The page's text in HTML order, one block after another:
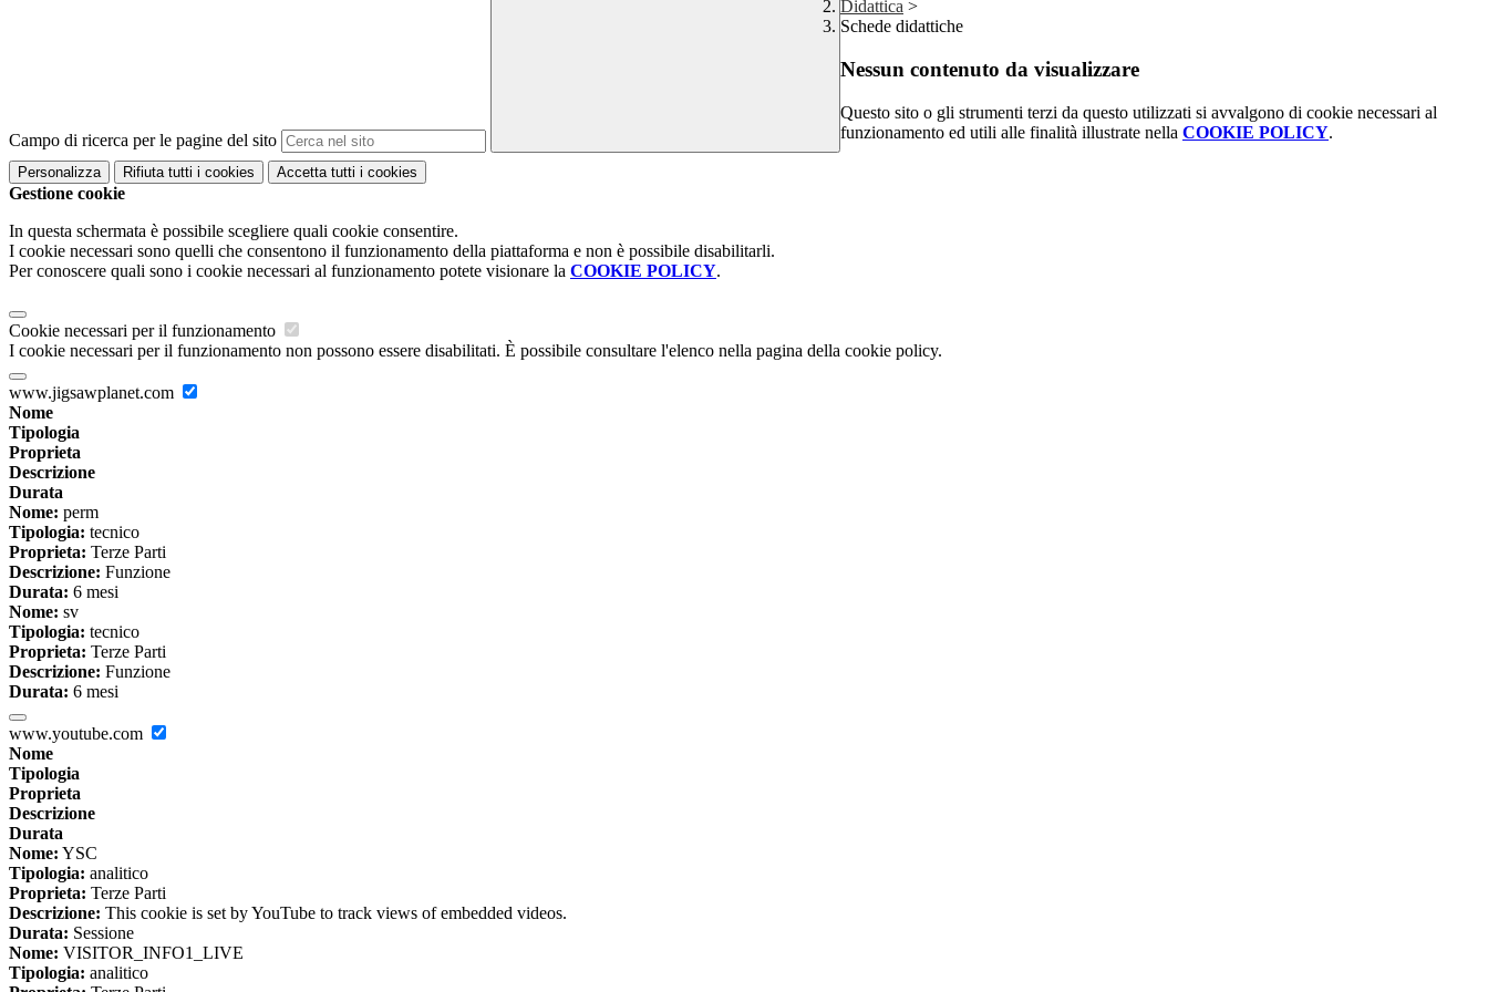
Campo di ricerca per le pagine del sito
Didattica >
Schede didattiche
Nessun contenuto da visualizzare
Questo sito o gli strumenti terzi da questo utilizzati si avvalgono di cookie necessari al
funzionamento ed utili alle finalità illustrate nella COOKIE POLICY.
Personalizza Rifiuta tutti i cookies Accetta tutti i cookies
Gestione cookie
In questa schermata è possibile scegliere quali cookie consentire.
I cookie necessari sono quelli che consentono il funzionamento della piattaforma e non è possibile disabilitarli.
Per conoscere quali sono i cookie necessari al funzionamento potete visionare la COOKIE POLICY.
Cookie necessari per il funzionamento
I cookie necessari per il funzionamento non possono essere disabilitati. È possibile consultare l'elenco nella pagina della cookie policy.
www.jigsawplanet.com
Nome
Tipologia
Proprieta
Descrizione
Durata
Nome: perm
Tipologia: tecnico
Proprieta: Terze Parti
Descrizione: Funzione
Durata: 6 mesi
Nome: sv
Tipologia: tecnico
Proprieta: Terze Parti
Descrizione: Funzione
Durata: 6 mesi
www.youtube.com
Nome
Tipologia
Proprieta
Descrizione
Durata
Nome: YSC
Tipologia: analitico
Proprieta: Terze Parti
Descrizione: This cookie is set by YouTube to track views of embedded videos.
Durata: Sessione
Nome: VISITOR_INFO1_LIVE
Tipologia: analitico